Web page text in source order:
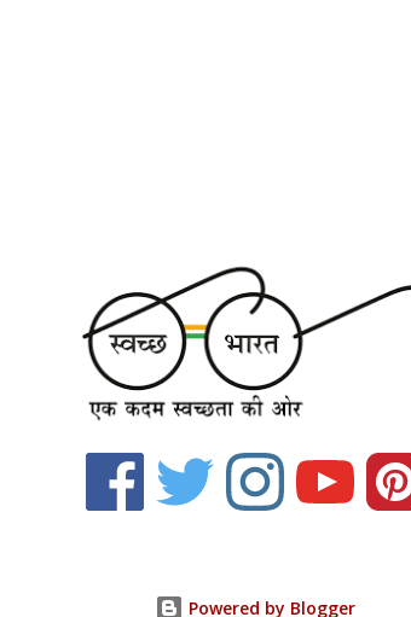
Powered by Blogger